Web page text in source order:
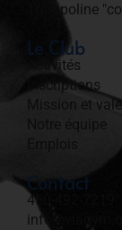
Trampoline
Le Club
Activités
Inscriptions
Mission et
Contact
450-492-7219​